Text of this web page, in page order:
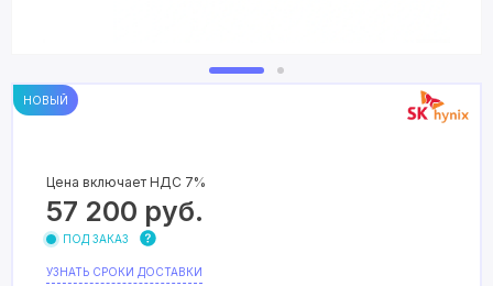
НОВЫЙ
Цена включает НДС 7%
57 200 руб.
ПОД ЗАКАЗ
УЗНАТЬ СРОКИ ДОСТАВКИ